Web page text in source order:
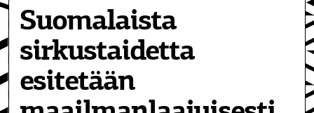
Suomalaista
sirkustaidetta
esitetään